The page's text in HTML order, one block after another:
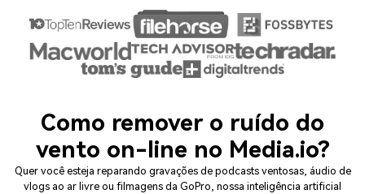
Como remover o ruído do
vento on-line no Media.io?
Quer você esteja reparando gravações de podcasts ventosas, áudio de
vlogs ao ar livre ou filmagens da GoPro, nossa inteligência artificial